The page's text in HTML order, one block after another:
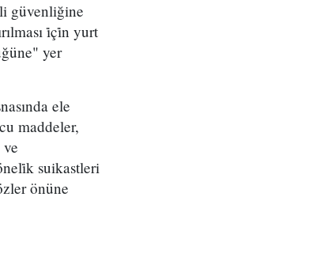
güvenliğine
i̇çi̇n yurt
yer
ele
maddeler,
suikastleri
önüne